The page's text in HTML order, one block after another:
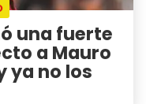
una fuerte
a Mauro
ya no los